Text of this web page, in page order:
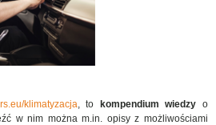
klimatyzacja, to kompendium wiedzy o
w nim można m.in. opisy z możliwościami